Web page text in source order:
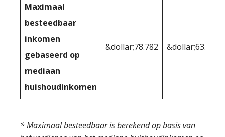
Maximaal
besteedbaar
inkomen
gebaseerd op
mediaan
huishoudinkomen
&dollar;78.782 &dollar;63.926
* Maximaal besteedbaar is berekend op basis van